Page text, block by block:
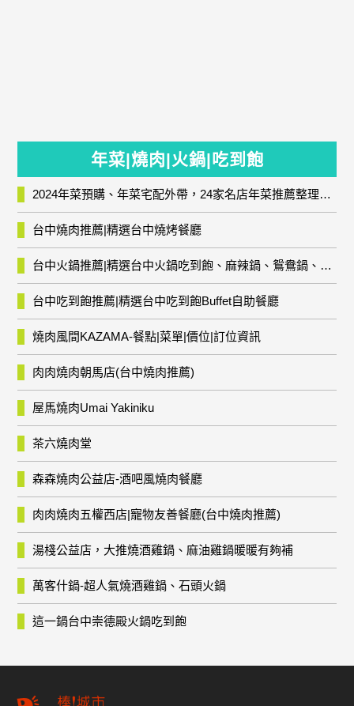
年菜|燒肉|火鍋|吃到飽
2024年菜預購、年菜宅配外帶，24家名店年菜推薦整理，圍爐輕鬆上菜團圓趣
台中燒肉推薦|精選台中燒烤餐廳
台中火鍋推薦|精選台中火鍋吃到飽、麻辣鍋、鴛鴦鍋、石頭火鍋、酸菜白肉鍋、海鮮鍋、燒酒雞、麻油雞、壽喜燒等熱門人氣火鍋店!
台中吃到飽推薦|精選台中吃到飽Buffet自助餐廳
燒肉風間KAZAMA-餐點|菜單|價位|訂位資訊
肉肉燒肉朝馬店(台中燒肉推薦)
屋馬燒肉Umai Yakiniku
茶六燒肉堂
森森燒肉公益店-酒吧風燒肉餐廳
肉肉燒肉五權西店|寵物友善餐廳(台中燒肉推薦)
湯棧公益店，大推燒酒雞鍋、麻油雞鍋暖暖有夠補
萬客什鍋-超人氣燒酒雞鍋、石頭火鍋
這一鍋台中崇德殿火鍋吃到飽